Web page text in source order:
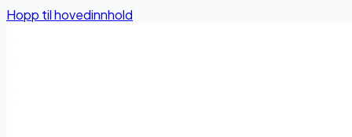
Hopp til hovedinnhold